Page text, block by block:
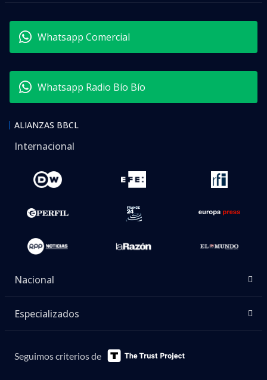
Whatsapp Comercial
Whatsapp Radio Bío Bío
ALIANZAS BBCL
Internacional
Nacional
Especializados
Seguimos criterios de